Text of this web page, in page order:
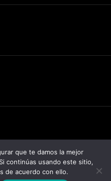
derechos reservados.
que te damos la mejor
continúas usando este sitio,
de acuerdo con ello.